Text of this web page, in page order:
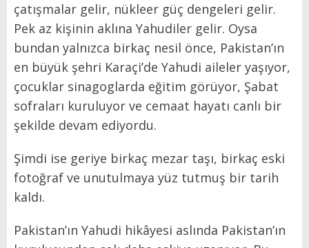
çatışmalar gelir, nükleer güç dengeleri gelir.
Pek az kişinin aklına Yahudiler gelir. Oysa
bundan yalnızca birkaç nesil önce, Pakistan’ın
en büyük şehri Karaçi’de Yahudi aileler yaşıyor,
çocuklar sinagoglarda eğitim görüyor, Şabat
sofraları kuruluyor ve cemaat hayatı canlı bir
şekilde devam ediyordu.
Şimdi ise geriye birkaç mezar taşı, birkaç eski
fotoğraf ve unutulmaya yüz tutmuş bir tarih
kaldı.
Pakistan’ın Yahudi hikâyesi aslında Pakistan’ın